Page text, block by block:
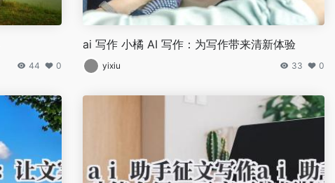
44 0
ai 写作 小橘 AI 写作：为写作带来清新体验
yixiu 33 0